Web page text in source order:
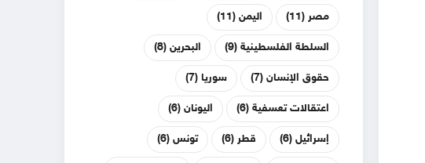
مصر (11) اليمن(11)
السلطة الفلسطينية(9) البحرين(8)
حقوق الإنسان(7) سوريا(7)
اعتقالات تعسفية(6) اليونان(6)
إسرائيل(6) قطر (6) تونس(6)